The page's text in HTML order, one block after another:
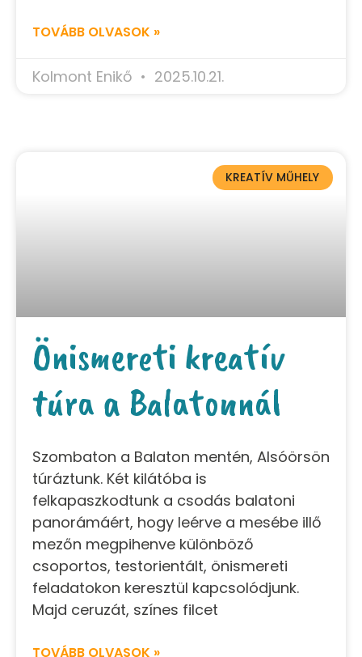
TOVÁBB OLVASOK »
Kolmont Enikő 2025.10.21.
KREATÍV MŰHELY
Önismereti kreatív
túra a Balatonnál
Szombaton a Balaton mentén, Alsóörsön
túráztunk. Két kilátóba is
felkapaszkodtunk a csodás balatoni
panorámáért, hogy leérve a mesébe illő
mezőn megpihenve különböző
csoportos, testorientált, önismereti
feladatokon keresztül kapcsolódjunk.
Majd ceruzát, színes filcet
TOVÁBB OLVASOK »